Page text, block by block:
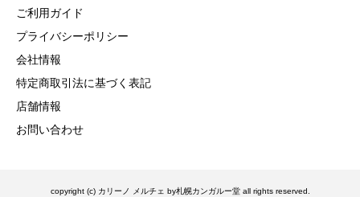
ご利用ガイド
プライバシーポリシー
会社情報
特定商取引法に基づく表記
店舗情報
お問い合わせ
copyright (c) カリーノ メルチェ by札幌カンガルー堂 all rights reserved.